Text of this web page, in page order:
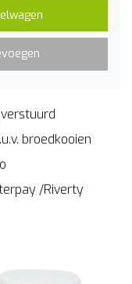
broedkooien
/Riverty